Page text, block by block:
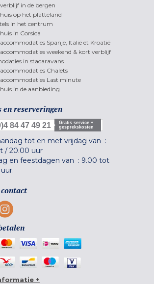
in de bergen
op het platteland
in het centrum
in Corsica
Spanje, Italië et Kroatië
weekend & kort verblijf
in stacaravans
Chalets
Last minute
in de aanbieding
en reserveringen
84 47 49 21
Gratis service +
gesprekskosten
tot en met vrijdag van :
/ 20.00 uur
en feestdagen van : 9.00 tot
+